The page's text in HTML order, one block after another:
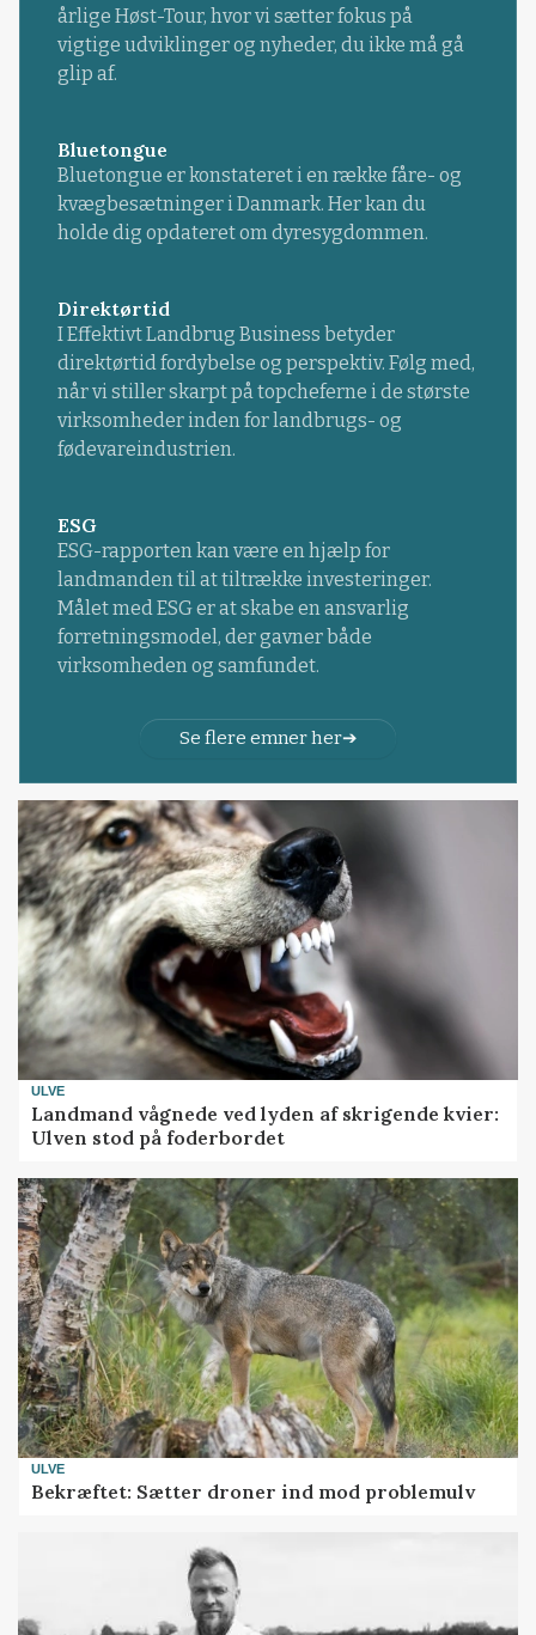
årlige Høst-Tour, hvor vi sætter fokus på
vigtige udviklinger og nyheder, du ikke må gå
glip af.
Bluetongue
Bluetongue er konstateret i en række fåre- og
kvægbesætninger i Danmark. Her kan du
holde dig opdateret om dyresygdommen.
Direktørtid
I Effektivt Landbrug Business betyder
direktørtid fordybelse og perspektiv. Følg med,
når vi stiller skarpt på topcheferne i de største
virksomheder inden for landbrugs- og
fødevareindustrien.
ESG
ESG-rapporten kan være en hjælp for
landmanden til at tiltrække investeringer.
Målet med ESG er at skabe en ansvarlig
forretningsmodel, der gavner både
virksomheden og samfundet.
Se flere emner her
ULVE
Landmand vågnede ved lyden af skrigende kvier:
Ulven stod på foderbordet
ULVE
Bekræftet: Sætter droner ind mod problemulv